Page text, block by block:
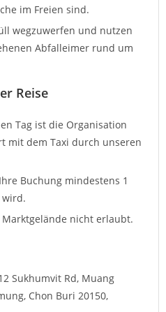
im Freien sind.
wegzuwerfen und nutzen
Abfalleimer rund um
Reise
Tag ist die Organisation
mit dem Taxi durch unseren
Buchung mindestens 1
wird.
nicht erlaubt.
Sukhumvit Rd, Muang
Chon Buri 20150,